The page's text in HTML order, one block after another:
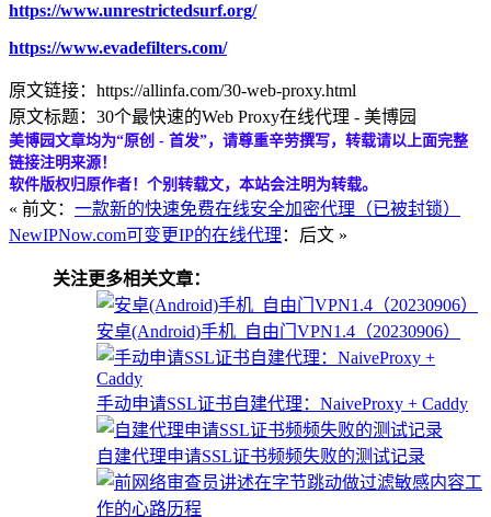
https://www.unrestrictedsurf.org/
https://www.evadefilters.com/
原文链接：https://allinfa.com/30-web-proxy.html
原文标题：30个最快速的Web Proxy在线代理 - 美博园
美博园文章均为“原创 - 首发”，请尊重辛劳撰写，转载请以上面完整
链接注明来源！
软件版权归原作者！个别转载文，本站会注明为转载。
« 前文： 一款新的快速免费在线安全加密代理（已被封锁）
NewIPNow.com可变更IP的在线代理 ：后文 »
关注更多相关文章：
安卓(Android)手机_自由门VPN1.4（20230906）
手动申请SSL证书自建代理：NaiveProxy + Caddy
自建代理申请SSL证书频频失败的测试记录